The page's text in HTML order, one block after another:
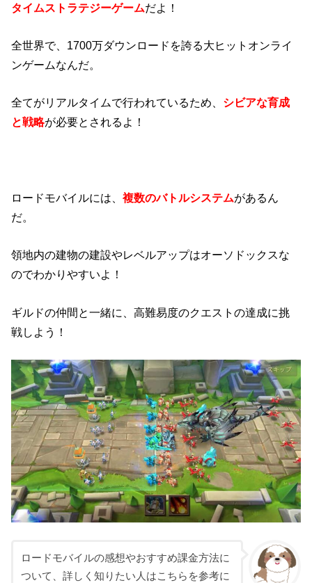
タイムストラテジーゲームだよ！
全世界で、1700万ダウンロードを誇る大ヒットオンライ
ンゲームなんだ。
全てがリアルタイムで行われているため、 シビアな育成
と戦略が必要とされるよ！
ロードモバイルには、複数のバトルシステムがあるん
だ。
領地内の建物の建設やレベルアップはオーソドックスな
のでわかりやすいよ！
ギルドの仲間と一緒に、高難易度のクエストの達成に挑
戦しよう！
ロードモバイルの感想やおすすめ課金方法に
ついて、詳しく知りたい人はこちらを参考に